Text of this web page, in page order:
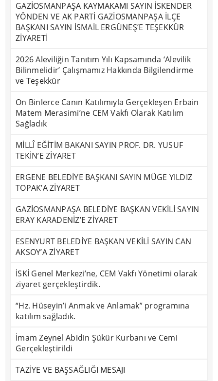
GAZİOSMANPAŞA KAYMAKAMI SAYIN İSKENDER
YÖNDEN VE AK PARTİ GAZİOSMANPAŞA İLÇE
BAŞKANI SAYIN İSMAİL ERGÜNEŞ’E TEŞEKKÜR
ZİYARETİ
2026 Aleviliğin Tanıtım Yılı Kapsamında ‘Alevilik
Bilinmelidir’ Çalışmamız Hakkında Bilgilendirme
ve Teşekkür
On Binlerce Canın Katılımıyla Gerçekleşen Erbain
Matem Merasimi’ne CEM Vakfı Olarak Katılım
Sağladık
MİLLÎ EĞİTİM BAKANI SAYIN PROF. DR. YUSUF
TEKİN’E ZİYARET
ERGENE BELEDİYE BAŞKANI SAYIN MÜGE YILDIZ
TOPAK’A ZİYARET
GAZİOSMANPAŞA BELEDİYE BAŞKAN VEKİLİ SAYIN
ERAY KARADENİZ’E ZİYARET
ESENYURT BELEDİYE BAŞKAN VEKİLİ SAYIN CAN
AKSOY’A ZİYARET
İSKİ Genel Merkezi’ne, CEM Vakfı Yönetimi olarak
ziyaret gerçekleştirdik.
“Hz. Hüseyin’i Anmak ve Anlamak” programına
katılım sağladık.
İmam Zeynel Abidin Şükür Kurbanı ve Cemi
Gerçekleştirildi
TAZİYE VE BAŞSAĞLIĞI MESAJI